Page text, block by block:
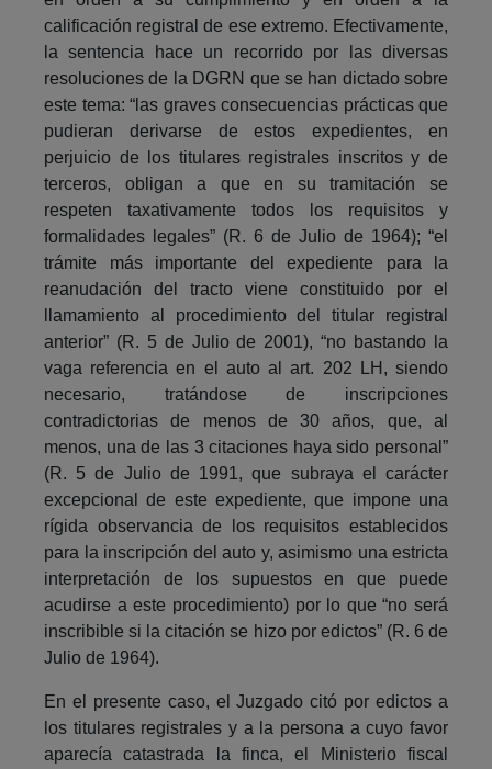
calificación registral de ese extremo. Efectivamente,
la sentencia hace un recorrido por las diversas
resoluciones de la DGRN que se han dictado sobre
este tema: “las graves consecuencias prácticas que
pudieran derivarse de estos expedientes, en
perjuicio de los titulares registrales inscritos y de
terceros, obligan a que en su tramitación se
respeten taxativamente todos los requisitos y
formalidades legales” (R. 6 de Julio de 1964); “el
trámite más importante del expediente para la
reanudación del tracto viene constituido por el
llamamiento al procedimiento del titular registral
anterior” (R. 5 de Julio de 2001), “no bastando la
vaga referencia en el auto al art. 202 LH, siendo
necesario, tratándose de inscripciones
contradictorias de menos de 30 años, que, al
menos, una de las 3 citaciones haya sido personal”
(R. 5 de Julio de 1991, que subraya el carácter
excepcional de este expediente, que impone una
rígida observancia de los requisitos establecidos
para la inscripción del auto y, asimismo una estricta
interpretación de los supuestos en que puede
acudirse a este procedimiento) por lo que “no será
inscribible si la citación se hizo por edictos” (R. 6 de
Julio de 1964).
En el presente caso, el Juzgado citó por edictos a
los titulares registrales y a la persona a cuyo favor
aparecía catastrada la finca, el Ministerio fiscal